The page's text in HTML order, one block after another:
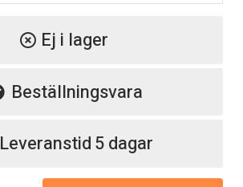
highlight_off Ej i lager
Beställningsvara
Leveranstid5 dagar